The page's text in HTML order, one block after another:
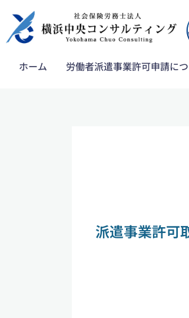
を
ホーム 労働者派遣事業許可申請に
派遣事業許可